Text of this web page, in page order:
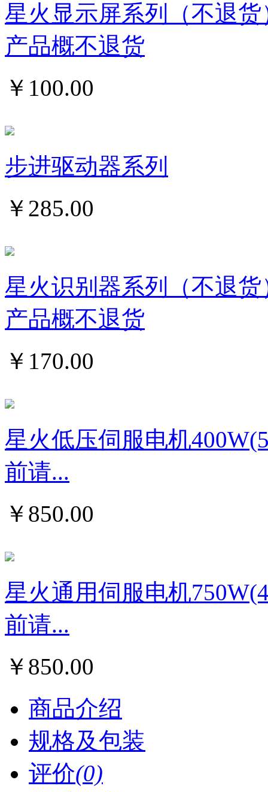
星火显示屏系列（不退
产品概不退货
￥ 100.00
步进驱动器系列
￥ 285.00
星火识别器系列（不退
产品概不退货
￥ 170.00
星火低压伺服电机
前请...
￥ 850.00
星火通用伺服电机
前请...
￥ 850.00
商品介绍
规格及包装
评价(0)